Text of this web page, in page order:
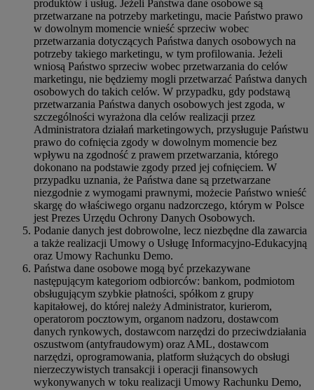
produktów i usług. Jeżeli Państwa dane osobowe są
przetwarzane na potrzeby marketingu, macie Państwo prawo
w dowolnym momencie wnieść sprzeciw wobec
przetwarzania dotyczących Państwa danych osobowych na
potrzeby takiego marketingu, w tym profilowania. Jeżeli
wniosą Państwo sprzeciw wobec przetwarzania do celów
marketingu, nie będziemy mogli przetwarzać Państwa danych
osobowych do takich celów. W przypadku, gdy podstawą
przetwarzania Państwa danych osobowych jest zgoda, w
szczególności wyrażona dla celów realizacji przez
Administratora działań marketingowych, przysługuje Państwu
prawo do cofnięcia zgody w dowolnym momencie bez
wpływu na zgodność z prawem przetwarzania, którego
dokonano na podstawie zgody przed jej cofnięciem. W
przypadku uznania, że Państwa dane są przetwarzane
niezgodnie z wymogami prawnymi, możecie Państwo wnieść
skargę do właściwego organu nadzorczego, którym w Polsce
jest Prezes Urzędu Ochrony Danych Osobowych.
Podanie danych jest dobrowolne, lecz niezbędne dla zawarcia
a także realizacji Umowy o Usługę Informacyjno-Edukacyjną
oraz Umowy Rachunku Demo.
Państwa dane osobowe mogą być przekazywane
następującym kategoriom odbiorców: bankom, podmiotom
obsługującym szybkie płatności, spółkom z grupy
kapitałowej, do której należy Administrator, kurierom,
operatorom pocztowym, organom nadzoru, dostawcom
danych rynkowych, dostawcom narzędzi do przeciwdziałania
oszustwom (antyfraudowym) oraz AML, dostawcom
narzędzi, oprogramowania, platform służących do obsługi
nierzeczywistych transakcji i operacji finansowych
wykonywanych w toku realizacji Umowy Rachunku Demo,